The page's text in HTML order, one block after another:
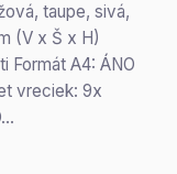
taupe, sivá,
(V x Š x H)
Formát A4: ÁNO
vreciek: 9x